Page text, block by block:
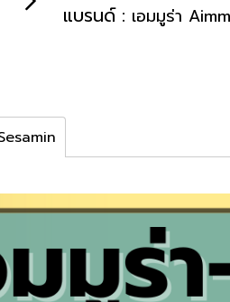
แบรนด์ : เอมมูร่า